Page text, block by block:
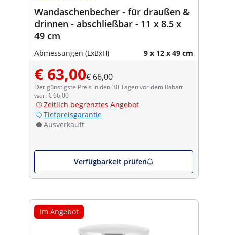
Wandaschenbecher - für draußen &
drinnen - abschließbar - 11 x 8.5 x
49 cm
Abmessungen (LxBxH) 9 x 12 x 49 cm
€ 63,00€ 66,00
Der günstigste Preis in den 30 Tagen vor dem Rabatt
war: € 66,00
Zeitlich begrenztes Angebot
Tiefpreisgarantie
Ausverkauft
Verfügbarkeit prüfen
Im Angebot